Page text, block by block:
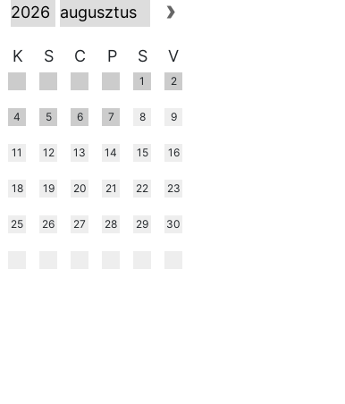
K S C P S V
1 2
4 5 6 7 8 9
11 12 13 14 15 16
18 19 20 21 22 23
25 26 27 28 29 30